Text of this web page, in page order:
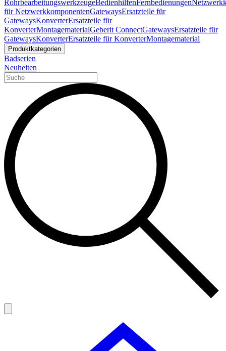
RohrbearbeitungswerkzeugeBedienhilfenFernbedienungen
für NetzwerkkomponentenGatewaysErsatzteile für
GatewaysKonverterErsatzteile für
KonverterMontagematerialGeberit ConnectGatewaysErsatzteile für
GatewaysKonverterErsatzteile für KonverterMontagematerial
Produktkategorien
Badserien
Neuheiten